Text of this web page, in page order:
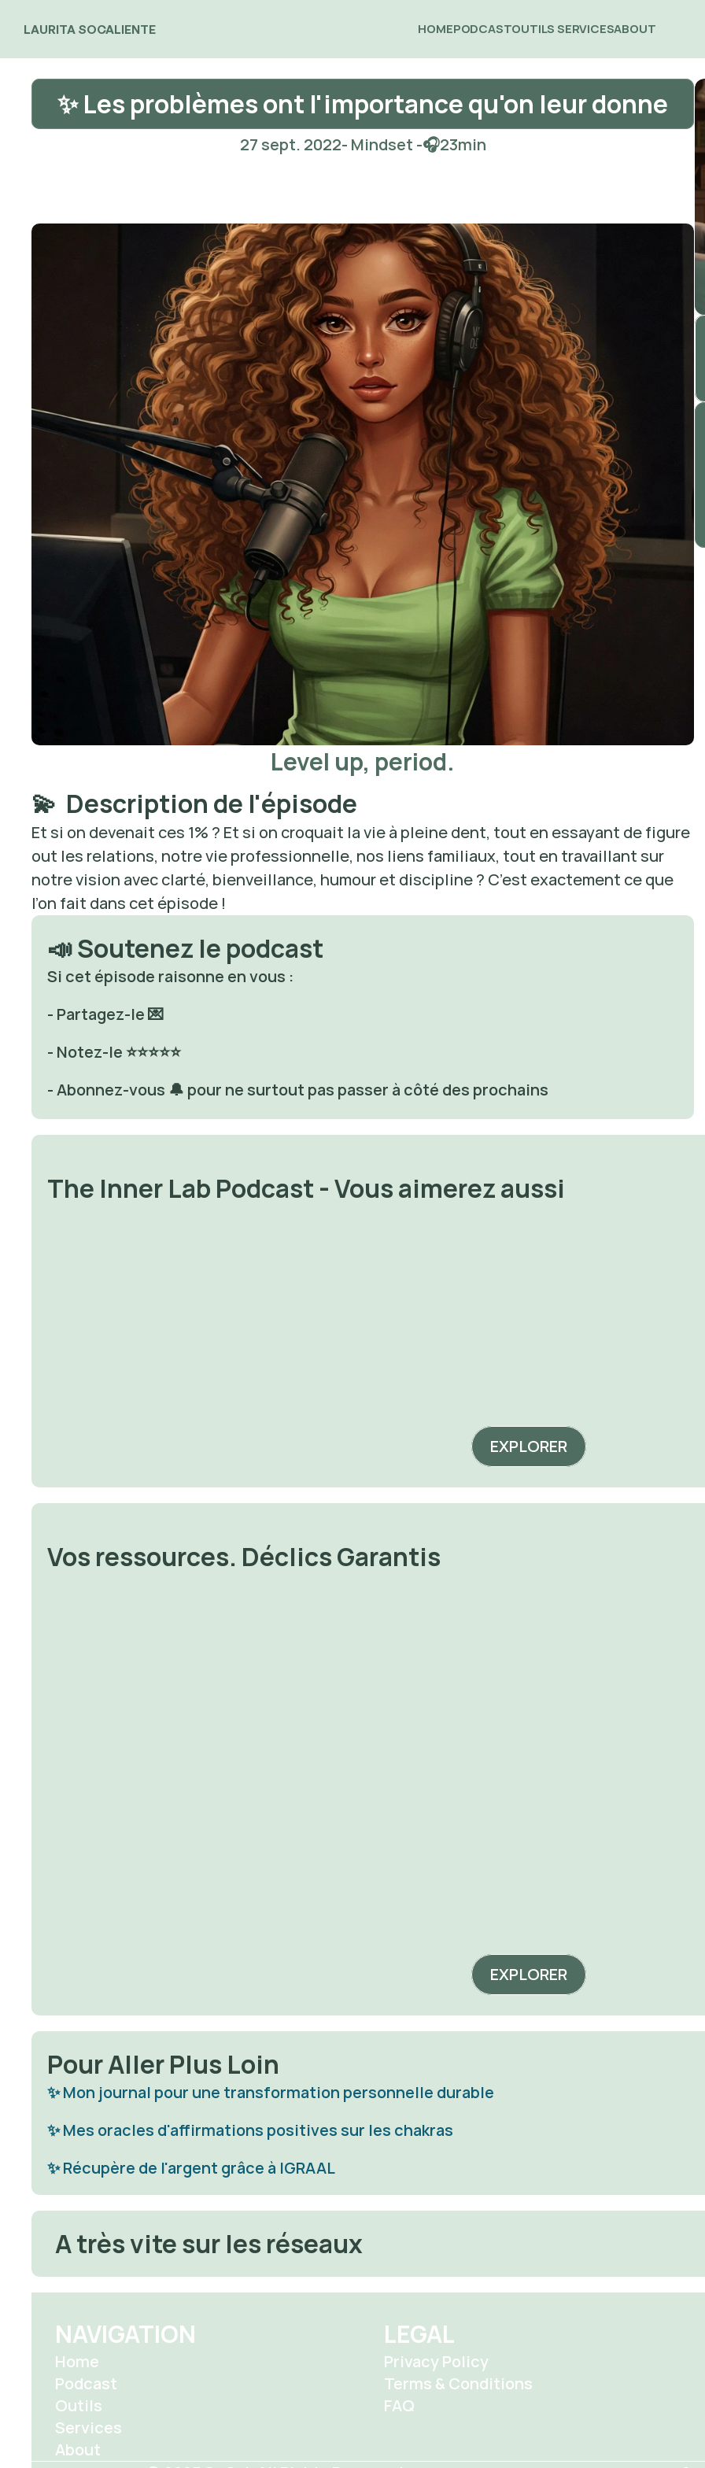
LAURITA SOCALIENTE HOMEPODCASTOUTILS SERVICESABOUT
✨ Les problèmes ont l'importance qu'on leur donne
27 sept. 2022- Mindset -🎧23min
Level up, period.
💫  Description de l'épisode
Et si on devenait ces 1% ? Et si on croquait la vie à pleine dent, tout en essayant de figure
out les relations, notre vie professionnelle, nos liens familiaux, tout en travaillant sur
notre vision avec clarté, bienveillance, humour et discipline ? C’est exactement ce que
l’on fait dans cet épisode !
📣 Soutenez le podcast
Si cet épisode raisonne en vous :
- Partagez-le 💌
- Notez-le ⭐⭐⭐⭐⭐
- Abonnez-vous 🔔 pour ne surtout pas passer à côté des prochains
The Inner Lab Podcast - Vous aimerez aussi
EXPLORER
Vos ressources. Déclics Garantis
EXPLORER
Pour Aller Plus Loin
✨ Mon journal pour une transformation personnelle durable
✨ Mes oracles d'affirmations positives sur les chakras
✨ Récupère de l'argent grâce à IGRAAL
A très vite sur les réseaux
NAVIGATION
Home
Podcast
Outils
Services
About
LEGAL
Privacy Policy
Terms & Conditions
FAQ